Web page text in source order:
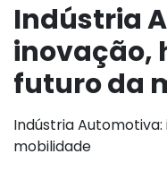
Indústria
inovação,
futuro da
Indústria
mobilidade